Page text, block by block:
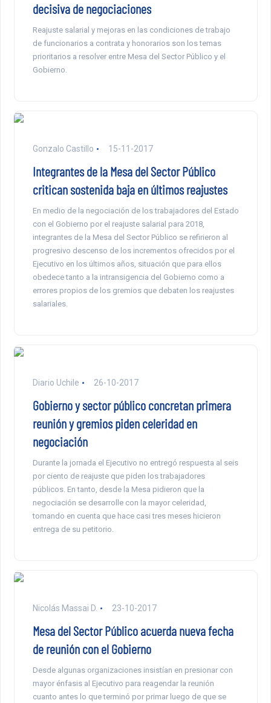
decisiva de negociaciones
Reajuste salarial y mejoras en las condiciones de trabajo
de funcionarios a contrata y honorarios son los temas
prioritarios a resolver entre Mesa del Sector Público y el
Gobierno.
Gonzalo Castillo 15-11-2017
Integrantes de la Mesa del Sector Público
critican sostenida baja en últimos reajustes
En medio de la negociación de los trabajadores del Estado
con el Gobierno por el reajuste salarial para 2018,
integrantes de la Mesa del Sector Público se refirieron al
progresivo descenso de los incrementos ofrecidos por el
Ejecutivo en los últimos años, situación que para ellos
obedece tanto a la intransigencia del Gobierno como a
errores propios de los gremios que debaten los reajustes
salariales.
Diario Uchile 26-10-2017
Gobierno y sector público concretan primera
reunión y gremios piden celeridad en
negociación
Durante la jornada el Ejecutivo no entregó respuesta al seis
por ciento de reajuste que piden los trabajadores
públicos. En tanto, desde la Mesa pidieron que la
negociación se desarrolle con la mayor celeridad,
tomando en cuenta que hace casi tres meses hicieron
entrega de su petitorio.
Nicolás Massai D. 23-10-2017
Mesa del Sector Público acuerda nueva fecha
de reunión con el Gobierno
Desde algunas organizaciones insistían en presionar con
mayor énfasis al Ejecutivo para reagendar la reunión
cuanto antes lo que terminó por primar luego de que se